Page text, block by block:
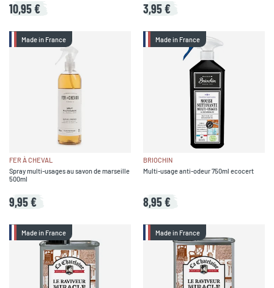
10,95 € 3,95 €
Made in France
FER À CHEVAL
Spray multi-usages au savon de marseille
500ml
9,95 €
Made in France
BRIOCHIN
Multi-usage anti-odeur 750ml ecocert
8,95 €
Made in France Made in France